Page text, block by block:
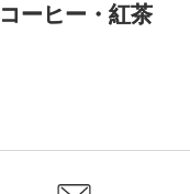
ーヒー・紅茶